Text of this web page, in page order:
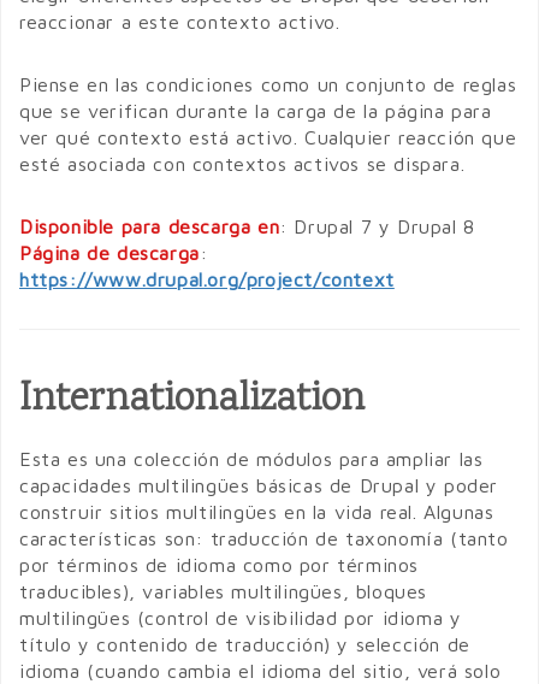
reaccionar a este contexto activo.
Piense en las condiciones como un conjunto de reglas
que se verifican durante la carga de la página para
ver qué contexto está activo. Cualquier reacción que
esté asociada con contextos activos se dispara.
Disponible para descarga en: Drupal 7 y Drupal 8
Página de descarga:
https://www.drupal.org/project/context
Internationalization
Esta es una colección de módulos para ampliar las
capacidades multilingües básicas de Drupal y poder
construir sitios multilingües en la vida real. Algunas
características son: traducción de taxonomía (tanto
por términos de idioma como por términos
traducibles), variables multilingües, bloques
multilingües (control de visibilidad por idioma y
título y contenido de traducción) y selección de
idioma (cuando cambia el idioma del sitio, verá solo